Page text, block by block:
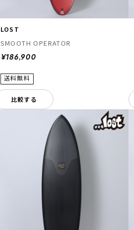
LOST
SMOOTH OPERATOR
¥186,900
比較する